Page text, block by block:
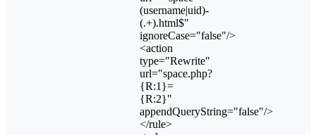
(username|uid)-
(.+).html$"
ignoreCase="false"/>
<action
type="Rewrite"
url="space.php?
{R:1}=
{R:2}"
appendQueryString="false"/>
</rule>